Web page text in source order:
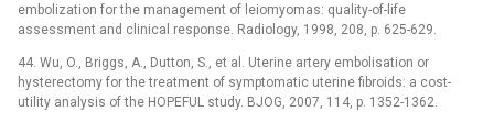
embolization for the management of leiomyomas: quality-of-life
assessment and clinical response. Radiology, 1998, 208, p. 625-629.
44. Wu, O., Briggs, A., Dutton, S., et al. Uterine artery embolisation or
hysterectomy for the treatment of symptomatic uterine fibroids: a cost-
utility analysis of the HOPEFUL study. BJOG, 2007, 114, p. 1352-1362.